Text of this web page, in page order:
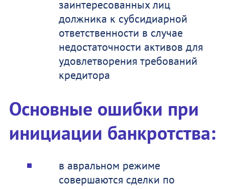
заинтересованных лиц
должника к субсидиарной
ответственности в случае
недостаточности активов для
удовлетворения требований
кредитора
Основные ошибки при
инициации банкротства:
в авральном режиме
совершаются сделки по